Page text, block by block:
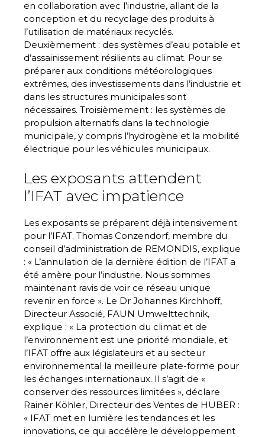
en collaboration avec l’industrie, allant de la
conception et du recyclage des produits à
l’utilisation de matériaux recyclés.
Deuxièmement : des systèmes d’eau potable et
d’assainissement résilients au climat. Pour se
préparer aux conditions météorologiques
extrêmes, des investissements dans l’industrie et
dans les structures municipales sont
nécessaires. Troisièmement : les systèmes de
propulsion alternatifs dans la technologie
municipale, y compris l’hydrogène et la mobilité
électrique pour les véhicules municipaux.
Les exposants attendent
l’IFAT avec impatience
Les exposants se préparent déjà intensivement
pour l’IFAT. Thomas Conzendorf, membre du
conseil d’administration de REMONDIS, explique
: « L’annulation de la dernière édition de l’IFAT a
été amère pour l’industrie. Nous sommes
maintenant ravis de voir ce réseau unique
revenir en force ». Le Dr Johannes Kirchhoff,
Directeur Associé, FAUN Umwelttechnik,
explique : « La protection du climat et de
l’environnement est une priorité mondiale, et
l’IFAT offre aux législateurs et au secteur
environnemental la meilleure plate-forme pour
les échanges internationaux. Il s’agit de «
conserver des ressources limitées », déclare
Rainer Köhler, Directeur des Ventes de HUBER :
« IFAT met en lumière les tendances et les
innovations, ce qui accélère le développement